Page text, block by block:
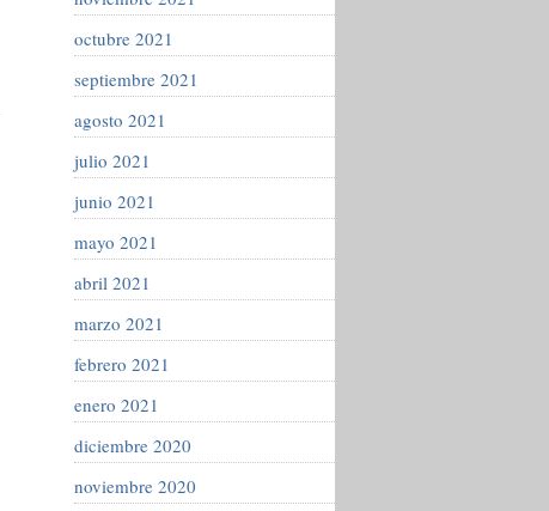
octubre 2021
septiembre 2021
agosto 2021
julio 2021
junio 2021
mayo 2021
abril 2021
marzo 2021
febrero 2021
enero 2021
diciembre 2020
noviembre 2020